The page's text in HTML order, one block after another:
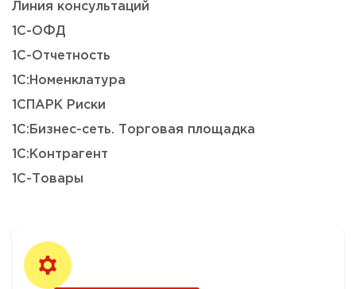
Линия консультаций
1С-ОФД
1С-Отчетность
1С:Номенклатура
1СПАРК Риски
1С:Бизнес-сеть. Торговая площадка
1С:Контрагент
1С-Товары